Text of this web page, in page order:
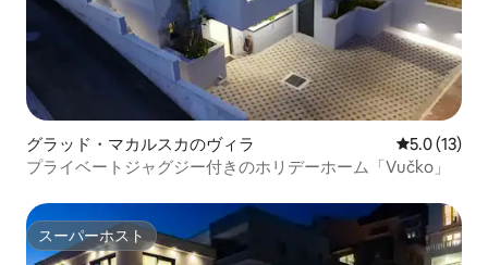
グラッド・マカルスカのヴィラ レビュー13
5.0 (13)
プライベートジャグジー付きのホリデーホーム「Vučko」
スーパーホスト
スーパーホスト